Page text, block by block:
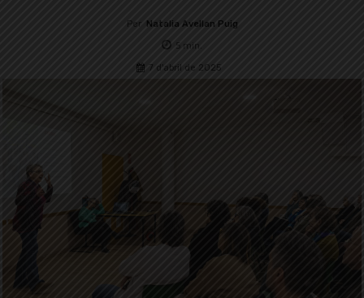
Per Natalia Avellan Puig
5min.
7 d'abril de 2025